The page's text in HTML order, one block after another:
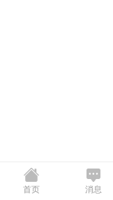
首页 消息